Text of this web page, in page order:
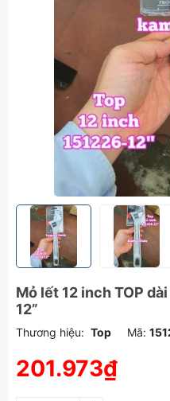
Mỏ lết 12 inch TOP
12”
Thương hiệu: Top Mã:
201.973₫